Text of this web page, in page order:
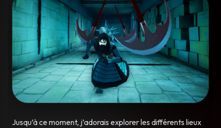
Jusqu’à ce moment, j’adorais explorer les différents lieux